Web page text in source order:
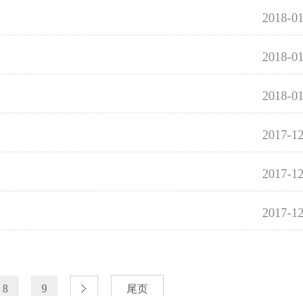
2018-
2018-
2018-
2017-
2017-
2017-
8 9 尾页